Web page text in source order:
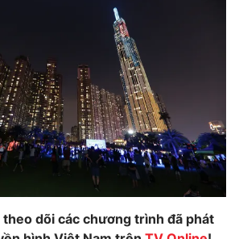
dõi các chương trình đã phát